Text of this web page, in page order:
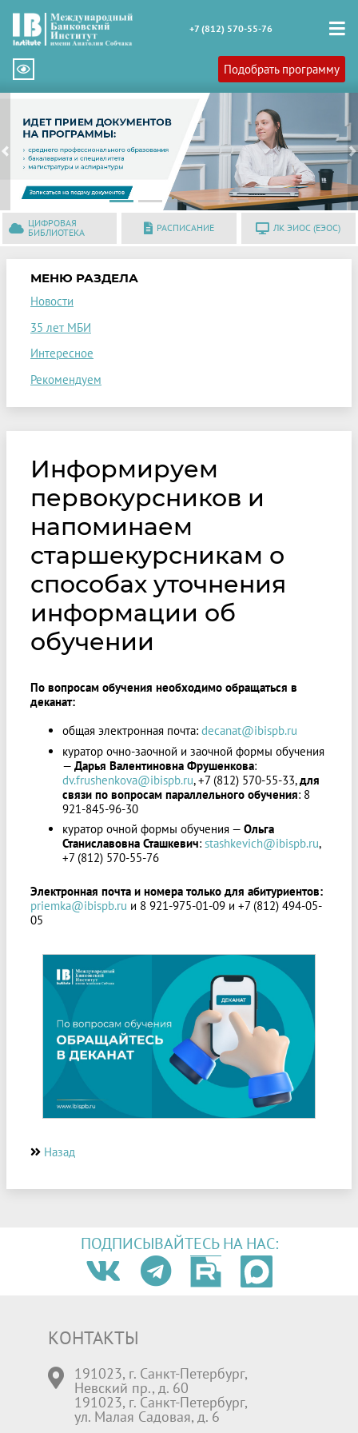
+7 (812) 570-55-76
Подобрать программу
Previous
ЦИФРОВАЯ
БИБЛИОТЕКА
РАСПИСАНИЕ ЛК ЭИОС (ЕЭОС)
МЕНЮ РАЗДЕЛА
Новости
35 лет МБИ
Интересное
Рекомендуем
Информируем
первокурсников и
напоминаем
старшекурсникам о
способах уточнения
информации об
обучении
По вопросам обучения необходимо обращаться в
деканат:
общая электронная почта: decanat@ibispb.ru
куратор очно-заочной и заочной формы обучения
— Дарья Валентиновна Фрушенкова:
dv.frushenkova@ibispb.ru, +7 (812) 570-55-33,для
связи по вопросам параллельного обучения: 8
921-845-96-30
куратор очной формы обучения — Ольга
Станиславовна Сташкевич: stashkevich@ibispb.ru,
+7 (812) 570-55-76
Электронная почта и номера только для абитуриентов:
priemka@ibispb.ru и 8 921-975-01-09 и +7 (812) 494-05-
05
Назад
ПОДПИСЫВАЙТЕСЬ НА НАС:
КОНТАКТЫ
191023, г. Санкт-Петербург,
Невский пр., д. 60
191023, г. Санкт-Петербург,
ул. Малая Садовая, д. 6